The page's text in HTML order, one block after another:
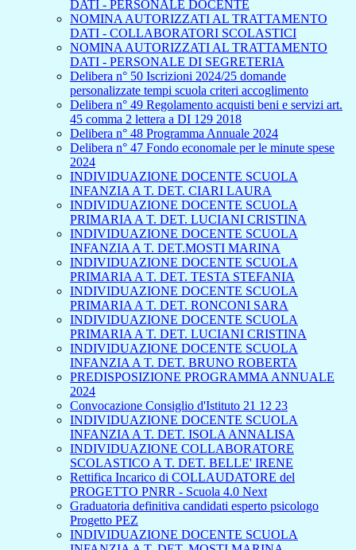
DATI - PERSONALE DOCENTE
NOMINA AUTORIZZATI AL TRATTAMENTO
DATI - COLLABORATORI SCOLASTICI
NOMINA AUTORIZZATI AL TRATTAMENTO
DATI - PERSONALE DI SEGRETERIA
Delibera n° 50 Iscrizioni 2024/25 domande
personalizzate tempi scuola criteri accoglimento
Delibera n° 49 Regolamento acquisti beni e servizi art.
45 comma 2 lettera a DI 129 2018
Delibera n° 48 Programma Annuale 2024
Delibera n° 47 Fondo economale per le minute spese
2024
INDIVIDUAZIONE DOCENTE SCUOLA
INFANZIA A T. DET. CIARI LAURA
INDIVIDUAZIONE DOCENTE SCUOLA
PRIMARIA A T. DET. LUCIANI CRISTINA
INDIVIDUAZIONE DOCENTE SCUOLA
INFANZIA A T. DET.MOSTI MARINA
INDIVIDUAZIONE DOCENTE SCUOLA
PRIMARIA A T. DET. TESTA STEFANIA
INDIVIDUAZIONE DOCENTE SCUOLA
PRIMARIA A T. DET. RONCONI SARA
INDIVIDUAZIONE DOCENTE SCUOLA
PRIMARIA A T. DET. LUCIANI CRISTINA
INDIVIDUAZIONE DOCENTE SCUOLA
INFANZIA A T. DET. BRUNO ROBERTA
PREDISPOSIZIONE PROGRAMMA ANNUALE
2024
Convocazione Consiglio d'Istituto 21 12 23
INDIVIDUAZIONE DOCENTE SCUOLA
INFANZIA A T. DET. ISOLA ANNALISA
INDIVIDUAZIONE COLLABORATORE
SCOLASTICO A T. DET. BELLE' IRENE
Rettifica Incarico di COLLAUDATORE del
PROGETTO PNRR - Scuola 4.0 Next
Graduatoria definitiva candidati esperto psicologo
Progetto PEZ
INDIVIDUAZIONE DOCENTE SCUOLA